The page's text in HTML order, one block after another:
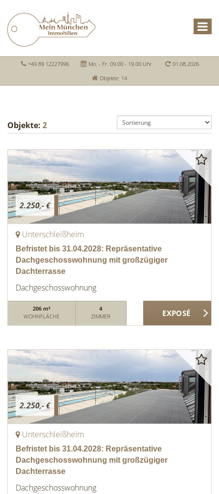
+49 89 12227996 Mo. - Fr. 09.00 - 19.00 Uhr
01.08.2026
Objekte: 14
Objekte: 2
2.250,- €
Unterschleißheim
Befristet bis 31.04.2028: Repräsentative
Dachgeschosswohnung mit großzügiger
Dachterrasse
Dachgeschosswohnung
206 m²
WOHNFLÄCHE
4
ZIMMER
2.250,- €
Unterschleißheim
Befristet bis 31.04.2028: Repräsentative
Dachgeschosswohnung mit großzügiger
Dachterrasse
Dachgeschosswohnung